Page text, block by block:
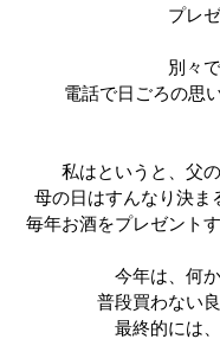
プレ
別々
電話で日ごろの思
私はというと、父
母の日はすんなり決ま
毎年お酒をプレゼント
今年は、 何
普段買わない
最終的には